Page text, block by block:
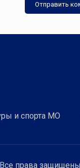
и спорта МО
права